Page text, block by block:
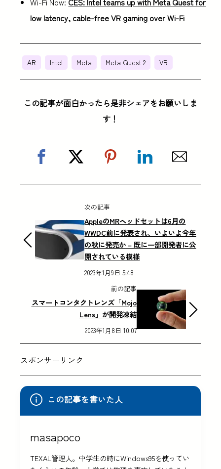
low latency, cable-free VR gaming over Wi-Fi
AR Intel Meta Meta Quest 2 VR
この記事が面白かったら是非シェアをお願いしま
す！
次の記事
AppleのMRヘッドセットは6月の
WWDC前に発表され、いよいよ今年
の秋に発売か – 既に一部開発者に公
開されている模様
2023年1月9日 5:48
前の記事
スマートコンタクトレンズ「Mojo
Lens」が開発凍結
2023年1月8日 10:07
スポンサーリンク
この記事を書いた人
masapoco
TEXAL管理人。中学生の時にWindows95を使ってい